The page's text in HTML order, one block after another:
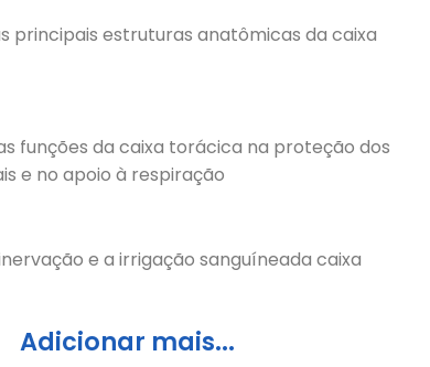
principais estruturas anatômicas da caixa
funções da caixa torácica na proteção dos
e no apoio à respiração
e a irrigação sanguíneada caixa
Adicionar mais...